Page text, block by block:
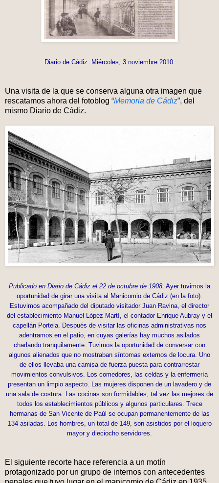
Diario de Cádiz. Miércoles, 3 noviembre 2010.
Una visita de la que se conserva alguna otra imagen que
rescatamos ahora del fotoblog “Memoria de Cádiz”, del
mismo Diario de Cádiz.
Publicado en Diario de Cádiz el 22 de octubre de 1908. Ayer tuvimos la
oportunidad de girar una visita al Manicomio de Cádiz (en la foto).
Estuvimos acompañado del diputado visitador Juan Ravina, el director
del establecimiento Manuel López Martí, el contador Enrique Aubray y el
capellán Portela. Después de visitar las oficinas administrativas nos
adentramos en el patio, en cuyas galerías hay muchos asilados
charlando tranquilamente. Tuvimos la oportunidad de conversar con
algunos alienados que no mostraban síntomas externos de locura. Uno
de ellos llevaba una camisa de fuerza puesta para contrarrestar
movimientos convulsivos. Los comedores, las celdas y la enfermería
presentan un limpio aspecto. Las mujeres disponen de un lavadero y de
una sala de costura. Las cocinas son formidables, tal vez las mejores de
todos los establecimientos públicos y algunos particulares. Trece
hermanas de San Vicente de Paúl se ocupan permanentemente de las
134 asiladas. Los hombres, un total de 149, son asistidos por el loquero
mayor y dieciocho servidores.
El siguiente recorte hace referencia a un motín
protagonizado por un grupo de internos con antecedentes